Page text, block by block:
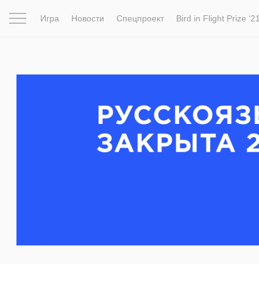
Игра Новости Спецпроект Bird in Flight Prize ‘21